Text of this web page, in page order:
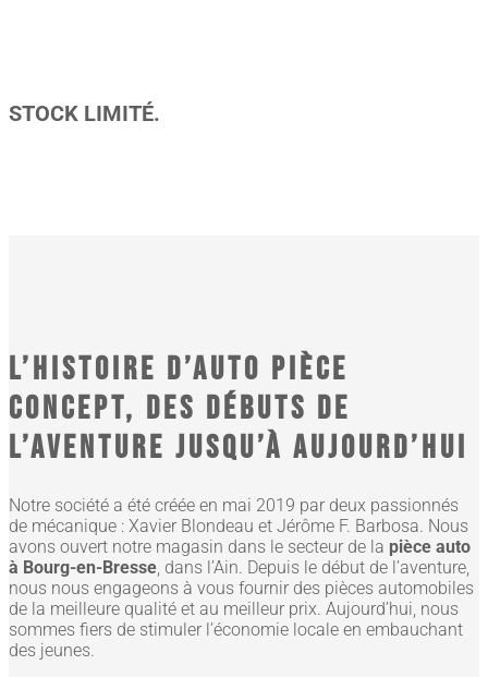
STOCK LIMITÉ.
L’histoire d’Auto Pièce
Concept, des débuts de
l’aventure jusqu’à aujourd’hui
Notre société a été créée en mai 2019 par deux passionnés
de mécanique : Xavier Blondeau et Jérôme F. Barbosa. Nous
avons ouvert notre magasin dans le secteur de la pièce auto
à Bourg-en-Bresse, dans l’Ain. Depuis le début de l’aventure,
nous nous engageons à vous fournir des pièces automobiles
de la meilleure qualité et au meilleur prix. Aujourd’hui, nous
sommes fiers de stimuler l’économie locale en embauchant
des jeunes.